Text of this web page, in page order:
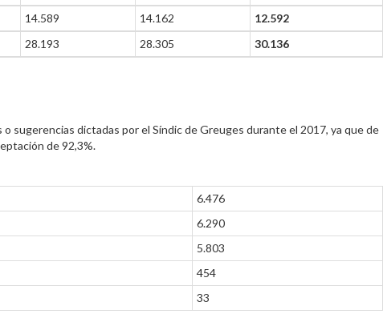
14.589 14.162
12.592
28.193 28.305 30.136
sugerencias dictadas por el Síndic de Greuges durante el 2017, ya que de
de 92,3%.
6.476
6.290
5.803
454
33